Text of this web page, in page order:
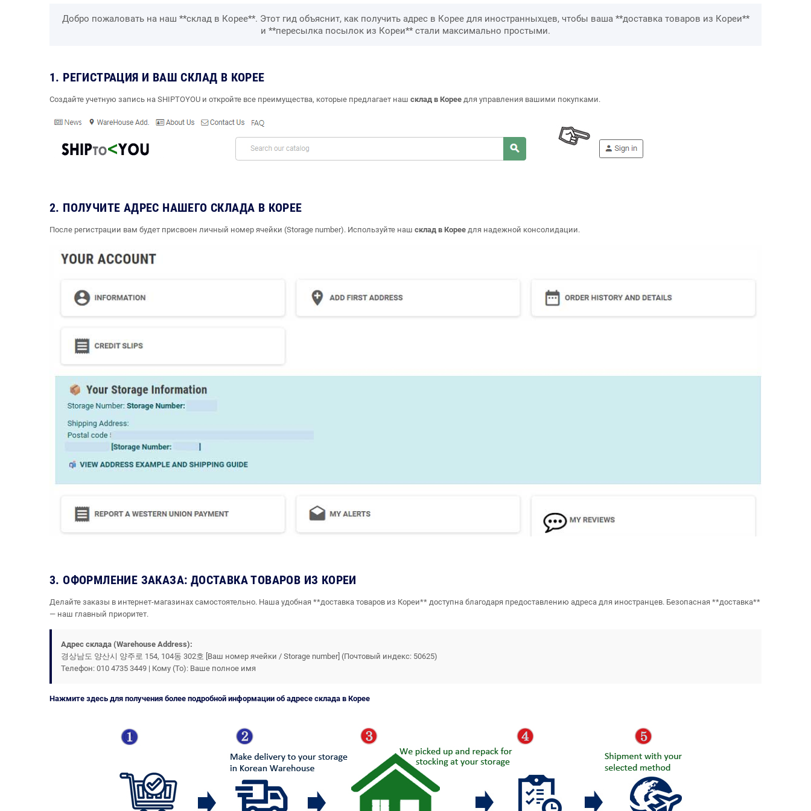
Добро пожаловать на наш **склад в Корее**. Этот гид объяснит, как получить адрес в Корее для иностранныхцев, чтобы ваша **доставка товаров из Кореи**
и **пересылка посылок из Кореи** стали максимально простыми.
1. РЕГИСТРАЦИЯ И ВАШ СКЛАД В КОРЕЕ
Создайте учетную запись на SHIPTOYOU и откройте все преимущества, которые предлагает наш склад в Корее для управления вашими покупками.
2. ПОЛУЧИТЕ АДРЕС НАШЕГО СКЛАДА В КОРЕЕ
После регистрации вам будет присвоен личный номер ячейки (Storage number). Используйте наш склад в Корее для надежной консолидации.
3. ОФОРМЛЕНИЕ ЗАКАЗА: ДОСТАВКА ТОВАРОВ ИЗ КОРЕИ
Делайте заказы в интернет-магазинах самостоятельно. Наша удобная **доставка товаров из Кореи** доступна благодаря предоставлению адреса для иностранцев. Безопасная **доставка**
— наш главный приоритет.
Адрес склада (Warehouse Address):
경상남도 양산시 양주로 154, 104동 302호 [Ваш номер ячейки / Storage number] (Почтовый индекс: 50625)
Телефон: 010 4735 3449 | Кому (To): Ваше полное имя
Нажмите здесь для получения более подробной информации об адресе склада в Корее